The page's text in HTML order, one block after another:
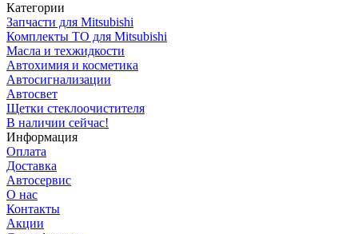
Категории
Запчасти для Mitsubishi
Комплекты ТО для Mitsubishi
Масла и техжидкости
Автохимия и косметика
Автосигнализации
Автосвет
Щетки стеклоочистителя
В наличии сейчас!
Информация
Оплата
Доставка
Автосервис
О нас
Контакты
Акции